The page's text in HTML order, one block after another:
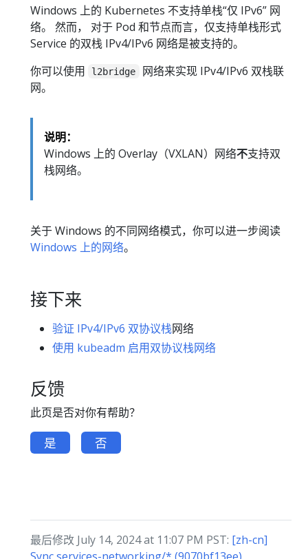
Windows 上的 Kubernetes 不支持单栈“仅 IPv6” 网
络。 然而， 对于 Pod 和节点而言，仅支持单栈形式
Service 的双栈 IPv4/IPv6 网络是被支持的。
你可以使用
l2bridge
网络来实现 IPv4/IPv6 双栈联
网。
说明：
Windows 上的 Overlay（VXLAN）网络不支持双
栈网络。
关于 Windows 的不同网络模式，你可以进一步阅读
Windows 上的网络。
接下来
验证 IPv4/IPv6 双协议栈网络
使用 kubeadm 启用双协议栈网络
反馈
此页是否对你有帮助？
是 否
最后修改 July 14, 2024 at 11:07 PM PST: [zh-cn]